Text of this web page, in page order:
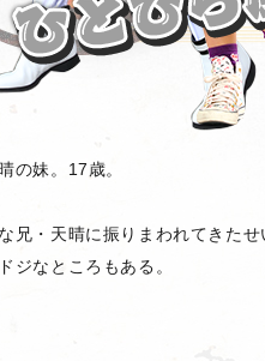
の妹。17歳。
兄・天晴に振りまわれてきたせ
ジなところもある。